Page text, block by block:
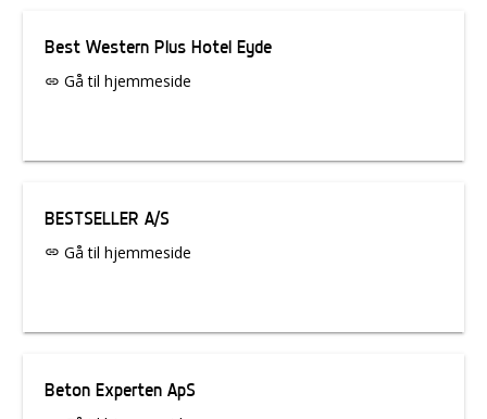
Best Western Plus Hotel Eyde
link Gå til hjemmeside
BESTSELLER A/S
link Gå til hjemmeside
Beton Experten ApS